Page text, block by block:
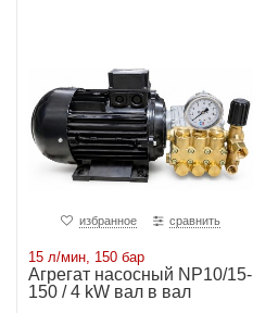
избранное сравнить
15 л/мин, 150 бар
Агрегат насосный NP10/15-
150 / 4 kW вал в вал